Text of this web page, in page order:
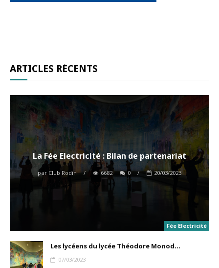
ARTICLES RÉCENTS
Fée Electricité
La Fée Electricité : Bilan de partenariat
par Club Rodin / 6682 0 / 20/03/2023
Les lycéens du lycée Théodore Monod...
07/03/2023